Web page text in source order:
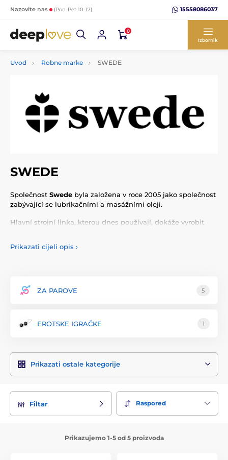
Nazovite nas (Pon-Pet 10-17) 15558086037
0
Izbornik
Uvod Robne marke SWEDE
SWEDE
Společnost Swede byla založena v roce 2005 jako společnost
zabývající se lubrikačními a masážními oleji.
Hlavní strojní linka, kterou dnes používají, dokáže vyrobit
trh a inovují obaly, aby všem jejich zákazníkům i nadále
Prikazati cijeli opis ›
ZA PAROVE 5
EROTSKE IGRAČKE 1
Prikazati ostale kategorije
Filtar Raspored
Prikazujemo 1-5 od 5 proizvoda